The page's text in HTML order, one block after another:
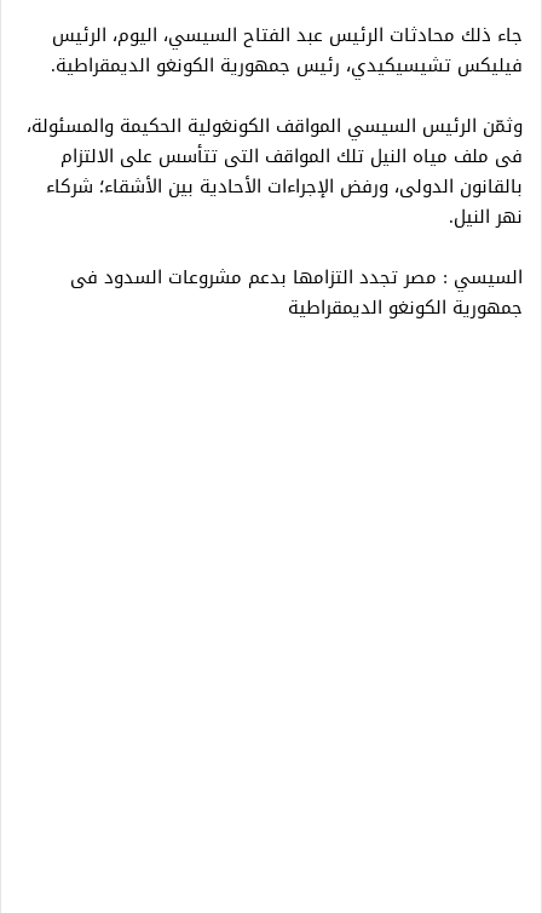
جاء ذلك محادثات الرئيس عبد الفتاح السيسي، اليوم، الرئيس
فيليكس تشيسيكيدي، رئيس جمهورية الكونغو الديمقراطية.
وثمّن الرئيس السيسي المواقف الكونغولية الحكيمة والمسئولة،
فى ملف مياه النيل تلك المواقف التى تتأسس على الالتزام
بالقانون الدولى، ورفض الإجراءات الأحادية بين الأشقاء؛ شركاء
نهر النيل.
السيسي : مصر تجدد التزامها بدعم مشروعات السدود فى
جمهورية الكونغو الديمقراطية